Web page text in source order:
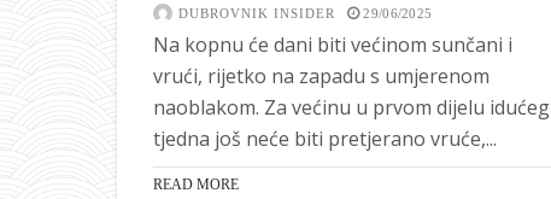
DUBROVNIK INSIDER 29/06/2025
Na kopnu će dani biti većinom sunčani i
vrući, rijetko na zapadu s umjerenom
naoblakom. Za većinu u prvom dijelu idućeg
tjedna još neće biti pretjerano vruće,...
READ MORE